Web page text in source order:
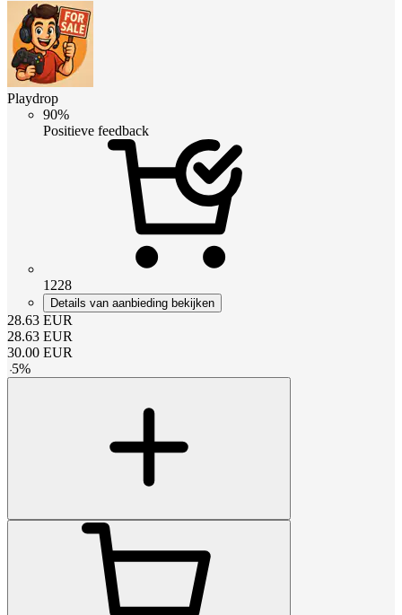
Playdrop
90%
Positieve feedback
1228
Details van aanbieding bekijken
28.63 EUR
28.63 EUR
30.00 EUR
-5%